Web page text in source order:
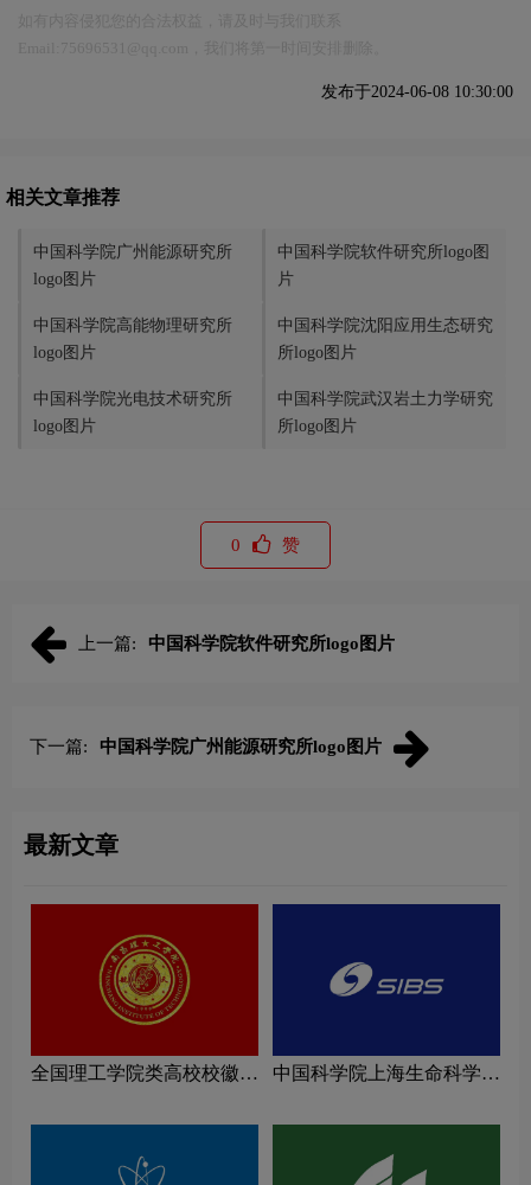
发布于2024-06-08 10:30:00
相关文章推荐
中国科学院广州能源研究所
logo图片
中国科学院软件研究所logo图
片
中国科学院高能物理研究所
logo图片
中国科学院沈阳应用生态研究
所logo图片
中国科学院光电技术研究所
logo图片
中国科学院武汉岩土力学研究
所logo图片
0 赞
上一篇: 中国科学院软件研究所logo图片
下一篇: 中国科学院广州能源研究所logo图片
最新文章
全国理工学院类高校校徽设
中国科学院上海生命科学研